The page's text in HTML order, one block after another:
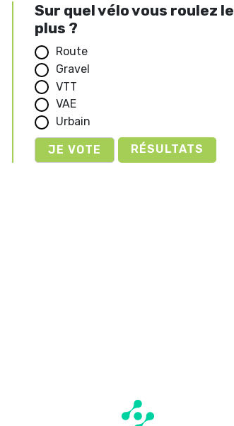
Sur quel vélo vous roulez le
plus ?
Route
Gravel
VTT
VAE
Urbain
RÉSULTATS